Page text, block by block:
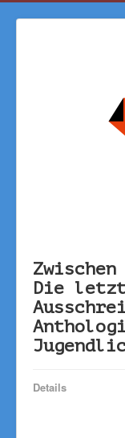
Die
Details